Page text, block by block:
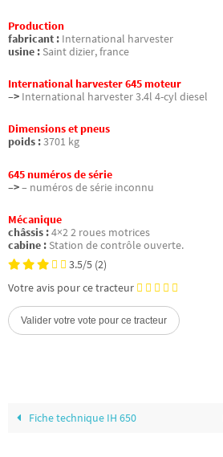
Production
fabricant : International harvester
usine : Saint dizier, france
International harvester 645 moteur
–> International harvester 3.4l 4-cyl diesel
Dimensions et pneus
poids :3701 kg
645 numéros de série
–>– numéros de série inconnu
Mécanique
châssis :4×2 2 roues motrices
cabine : Station de contrôle ouverte.
3.5/5 (2)
Votre avis pour ce tracteur
Fiche technique IH 650